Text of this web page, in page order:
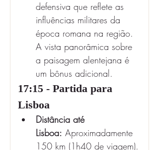
defensiva que reflete as
influências militares da
época romana na região.
A vista panorâmica sobre
a paisagem alentejana é
um bônus adicional.
17:15 - Partida para
Lisboa
Distância até
Lisboa: Aproximadamente
150 km (1h40 de viagem).